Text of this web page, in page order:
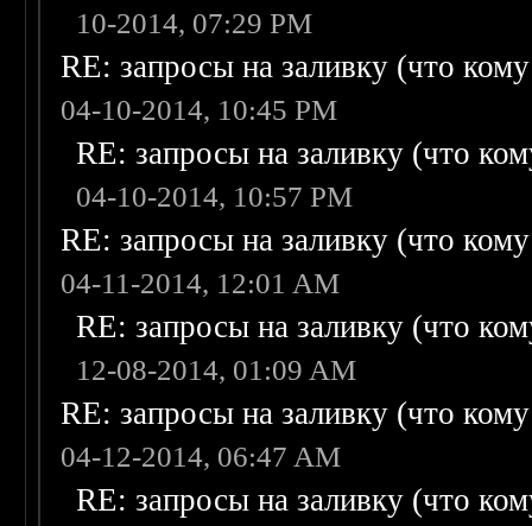
10-2014, 07:29 PM
RE: запросы на заливку (что
04-10-2014, 10:45 PM
RE: запросы на заливку (что
04-10-2014, 10:57 PM
RE: запросы на заливку (что
04-11-2014, 12:01 AM
RE: запросы на заливку (что
12-08-2014, 01:09 AM
RE: запросы на заливку (что
04-12-2014, 06:47 AM
RE: запросы на заливку (что